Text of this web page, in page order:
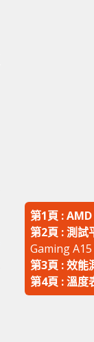
第1頁 :
第2頁 : 測試
Gaming A15
第3頁 : 效能
第4頁 : 溫度